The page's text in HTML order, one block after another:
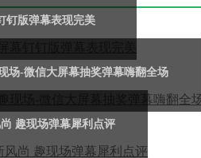
钉版弹幕表现完美
场-微信大屏幕抽奖弹幕嗨翻全场
趣现场弹幕犀利点评